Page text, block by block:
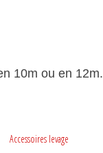
10m ou en 12m.
Accessoires levage